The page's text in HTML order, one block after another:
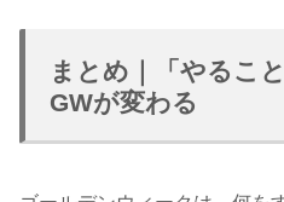
まとめ｜「やるこ
GWが変わる